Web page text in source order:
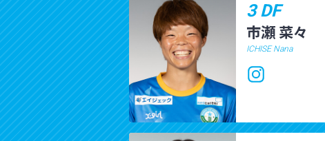
3 DF
市瀬 菜々
ICHISE Nana